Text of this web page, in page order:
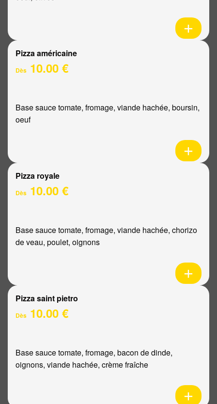
Pizza américaine
Dès 10.00 €
Base sauce tomate, fromage, viande hachée, boursin,
oeuf
Pizza royale
Dès 10.00 €
Base sauce tomate, fromage, viande hachée, chorizo
de veau, poulet, oignons
Pizza saint pietro
Dès 10.00 €
Base sauce tomate, fromage, bacon de dinde,
oignons, viande hachée, crème fraîche